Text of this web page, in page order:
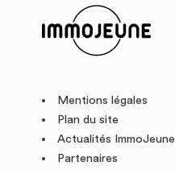
Mentions légales
Plan du site
Actualités ImmoJeune
Partenaires